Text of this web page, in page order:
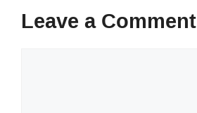
Leave a Comment